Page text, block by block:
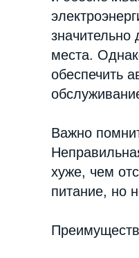
места.
обеспечить
Важно
хуже, чем
питание, но